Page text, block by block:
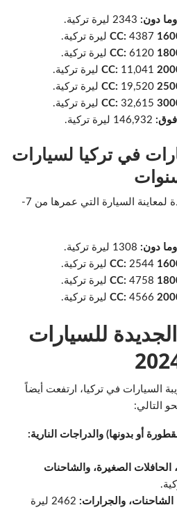
4387 ليرة تركية.
6120 ليرة تركية.
11,041 ليرة تركية.
19,520 ليرة تركية.
32,615 ليرة تركية.
في تركيا لسيارات
فيما يلي إليكم الأسعار الجديدة لمعاينة السيارة التي عمرها من 7-
2544 ليرة تركية.
4758 ليرة تركية.
4566 ليرة تركية.
للسيارات
السيارات في تركيا، ارتفعت أيضاً
التالي:
أو بدونها) والدراجات النارية:
الصغيرة، والشاحنات
والجرارات:
2462 ليرة